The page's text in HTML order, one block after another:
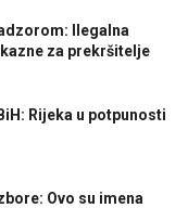
Ilegalna
za prekršitelje
Rijeka u potpunosti
Ovo su imena